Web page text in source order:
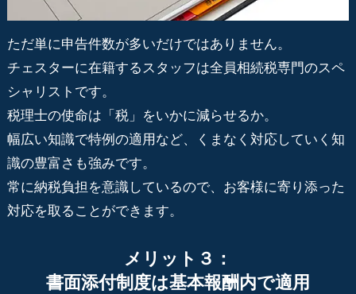
ただ単に申告件数が多いだけではありません。
チェスターに在籍するスタッフは全員相続税専門のスペ
シャリストです。
税理士の使命は「税」をいかに減らせるか。
幅広い知識で特例の適用など、くまなく対応していく知
識の豊富さも強みです。
常に納税負担を意識しているので、お客様に寄り添った
対応を取ることができます。
メリット３：
書面添付制度は基本報酬内で適用